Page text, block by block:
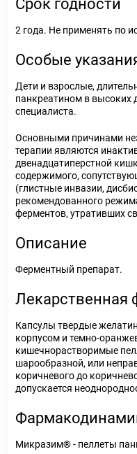
Срок годности
2 года. Не применять по
Особые
Дети и взрослые,
панкреатином в высоких
специалиста.
Основными причинами
терапии являются
двенадцатиперстной
содержимого,
(глистные инвазии,
рекомендованного
ферментов, утративших
Описание
Ферментный препарат.
Лекарственная
Капсулы твердые
корпусом и темно-
кишечнорастворимые
шарообразной, или
коричневого до
допускается
Микразим® - пеллеты